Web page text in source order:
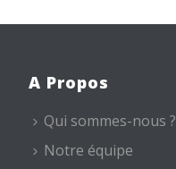
A Propos
Qui sommes-nous ?
Notre équipe